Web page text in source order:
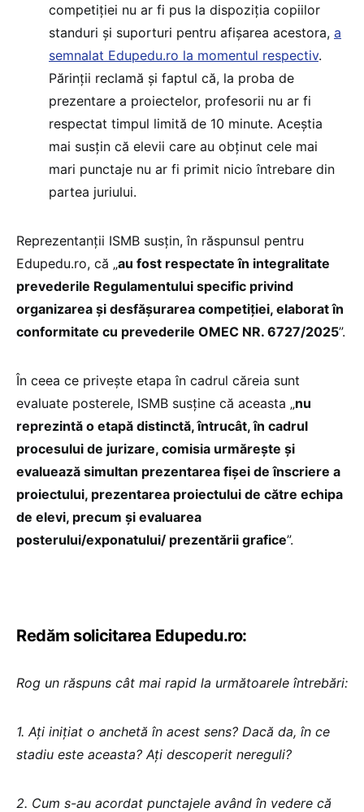
competiției nu ar fi pus la dispoziția copiilor
standuri și suporturi pentru afișarea acestora, a
semnalat Edupedu.ro la momentul respectiv.
Părinții reclamă și faptul că, la proba de
prezentare a proiectelor, profesorii nu ar fi
respectat timpul limită de 10 minute. Aceștia
mai susțin că elevii care au obținut cele mai
mari punctaje nu ar fi primit nicio întrebare din
partea juriului.
Reprezentanții ISMB susțin, în răspunsul pentru
Edupedu.ro, că „au fost respectate în integralitate
prevederile Regulamentului specific privind
organizarea și desfăşurarea competiției, elaborat în
conformitate cu prevederile OMEC NR. 6727/2025”.
În ceea ce privește etapa în cadrul căreia sunt
evaluate posterele, ISMB susține că aceasta „nu
reprezintă o etapă distinctă, întrucât, în cadrul
procesului de jurizare, comisia urmăreşte și
evaluează simultan prezentarea fișei de înscriere a
proiectului, prezentarea proiectului de către echipa
de elevi, precum și evaluarea
posterului/exponatului/ prezentării grafice”.
Redăm solicitarea Edupedu.ro:
Rog un răspuns cât mai rapid la următoarele întrebări:
1. Ați inițiat o anchetă în acest sens? Dacă da, în ce
stadiu este aceasta? Ați descoperit nereguli?
2. ⁠Cum s-au acordat punctajele având în vedere că